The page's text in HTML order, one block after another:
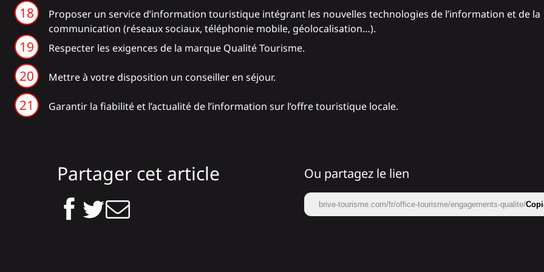
Proposer un service d’information touristique intégrant les nouvelles technologies de l’information et de la
communication (réseaux sociaux, téléphonie mobile, géolocalisation…).
Respecter les exigences de la marque Qualité Tourisme.
Mettre à votre disposition un conseiller en séjour.
Garantir la fiabilité et l’actualité de l’information sur l’offre touristique locale.
Partager cet article Ou partagez le lien
brive-tourisme.com/fr/office-tourisme/engagements-qualite/